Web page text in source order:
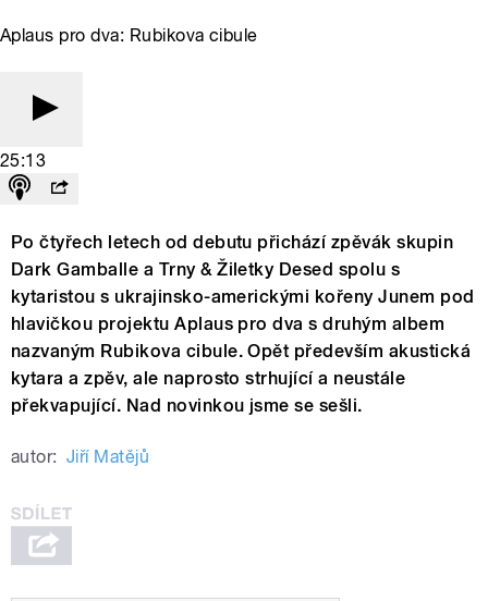
Aplaus pro dva: Rubikova cibule
25:13
Po čtyřech letech od debutu přichází zpěvák skupin
Dark Gamballe a Trny & Žiletky Desed spolu s
kytaristou s ukrajinsko-americkými kořeny Junem pod
hlavičkou projektu Aplaus pro dva s druhým albem
nazvaným Rubikova cibule. Opět především akustická
kytara a zpěv, ale naprosto strhující a neustále
překvapující. Nad novinkou jsme se sešli.
autor: Jiří Matějů